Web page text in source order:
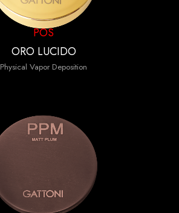
POS
ORO LUCIDO
Physical Vapor Deposition